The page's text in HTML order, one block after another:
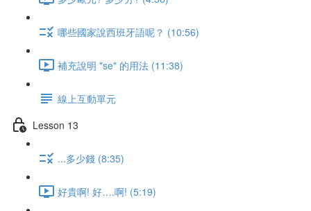
哪些國家說西班牙語呢？ (10:56)
補充說明 "se" 的用法 (11:38)
線上互動單元
Lesson 13
...多少錢 (8:35)
好貴啊! 好….啊! (5:19)